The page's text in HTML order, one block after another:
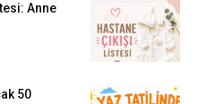
Anne
50